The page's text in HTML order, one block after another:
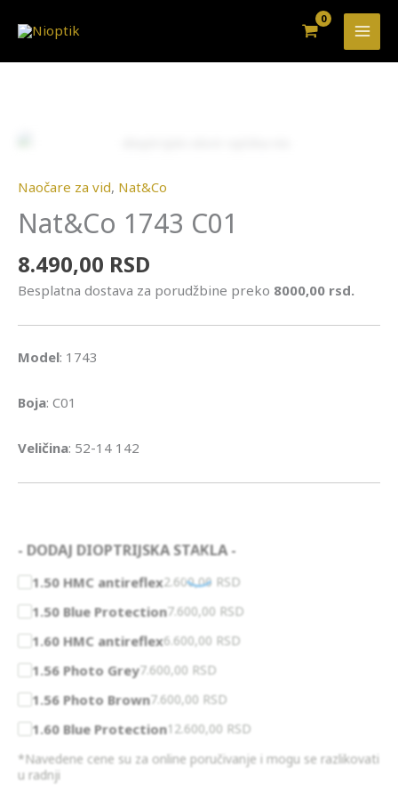
Naočare za vid, Nat&Co
Nat&Co 1743 C01
8.490,00 RSD
Besplatna dostava za porudžbine preko 8000,00 rsd.
Model: 1743
Boja: C01
Veličina: 52-14 142
- DODAJ DIOPTRIJSKA STAKLA -
1.50 HMC antireflex2.600,00 RSD
1.50 Blue Protection7.600,00 RSD
1.60 HMC antireflex6.600,00 RSD
1.56 Photo Grey7.600,00 RSD
1.56 Photo Brown7.600,00 RSD
1.60 Blue Protection12.600,00 RSD
*Navedene cene su za online poručivanje i mogu se razlikovati
u radnji
1743
količina